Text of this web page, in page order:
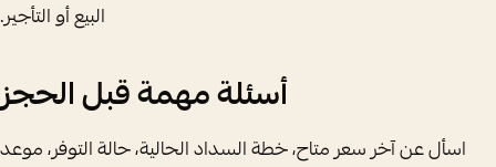
البيع أو التأجير.
أسئلة مهمة قبل الحجز
اسأل عن آخر سعر متاح، خطة السداد الحالية، حالة التوفر، موعد